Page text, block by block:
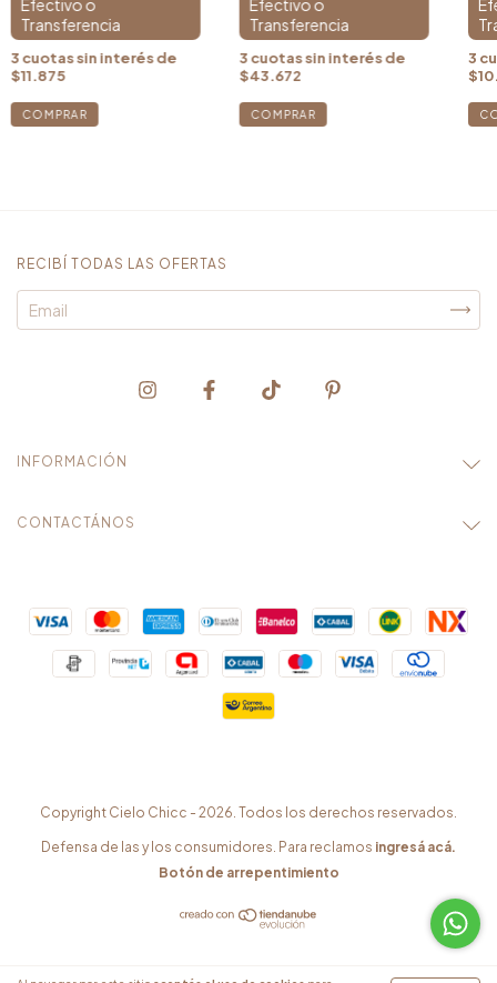
3cuotas sin interés de
$11.875
COMPRAR
3cuotas sin interés de
$43.672
3
RECIBÍ TODAS LAS OFERTAS
INFORMACIÓN
CONTACTÁNOS
Copyright Cielo Chicc - 2026. Todos los derechos reservados.
Defensa de las y los consumidores. Para reclamos ingresá acá.
Botón de arrepentimiento